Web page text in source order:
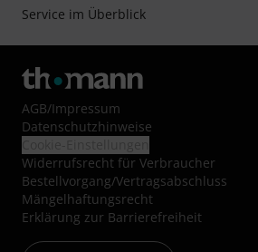
Service im Überblick
AGB/Impressum
Datenschutzhinweise
Widerrufsrecht für Verbraucher
Bestellvorgang/Vertragsabschluss
Mängelhaftungsrecht
Erklärung zur Barrierefreiheit